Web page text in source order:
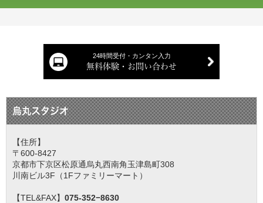
24時間受付・カンタン入力
無料体験・お問い合わせ
烏丸スタジオ
【住所】
〒600-8427
京都市下京区松原通烏丸西南角玉津島町308
川南ビル3F（1Fファミリーマート）
【TEL&FAX】 075-352−8630